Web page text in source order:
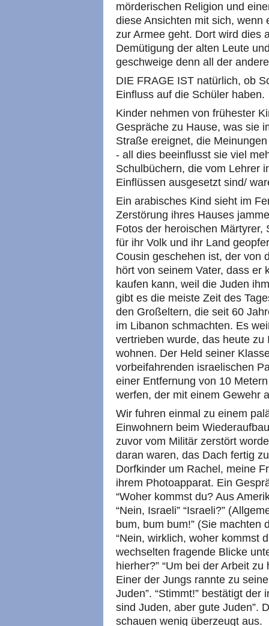
mörderischen Religion und
diese Ansichten mit sich, wenn
zur Armee geht. Dort wird dies
Demütigung der alten Leute
geschweige denn all der
DIE FRAGE IST natürlich, ob
Einfluss auf die Schüler haben.
Kinder nehmen von frühester
Gespräche zu Hause, was sie
Straße ereignet, die
- all dies beeinflusst sie viel
Schulbüchern, die vom Lehrer
Einflüssen ausgesetzt sind/
Ein arabisches Kind sieht im
Zerstörung ihres Hauses
Fotos der heroischen
für ihr Volk und ihr Land
Cousin geschehen ist, der von
hört von seinem Vater, dass er
kaufen kann, weil die Juden
gibt es die meiste Zeit des
den Großeltern, die seit 60
im Libanon schmachten. Es
vertrieben wurde, das heute
wohnen. Der Held seiner
vorbeifahrenden israelischen
einer Entfernung von 10
werfen, der mit einem Gewehr
Wir fuhren einmal zu einem
Einwohnern beim
zuvor vom Militär zerstört
daran waren, das Dach fertig
Dorfkinder um Rachel, meine
ihrem Photoapparat. Ein
“Woher kommst du? Aus
“Nein, Israeli” “Israeli?”
bum, bum bum!” (Sie machten
“Nein, wirklich, woher kommst
wechselten fragende Blicke
hierher?” “Um bei der Arbeit
Einer der Jungs rannte zu
Juden”. “Stimmt!” bestätigt der
sind Juden, aber gute Juden”.
schauen wenig überzeugt aus.